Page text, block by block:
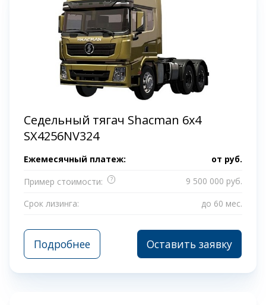
Седельный тягач Shacman 6х4
SX4256NV324
Ежемесячный платеж: от руб.
Пример стоимости:
?
9 500 000 руб.
Срок лизинга:
до 60 мес.
Подробнее Оставить заявку